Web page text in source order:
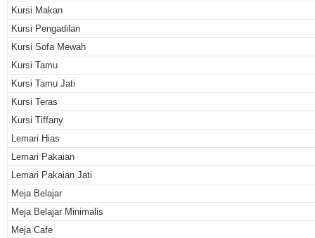
Kursi Makan
Kursi Pengadilan
Kursi Sofa Mewah
Kursi Tamu
Kursi Tamu Jati
Kursi Teras
Kursi Tiffany
Lemari Hias
Lemari Pakaian
Lemari Pakaian Jati
Meja Belajar
Meja Belajar Minimalis
Meja Cafe